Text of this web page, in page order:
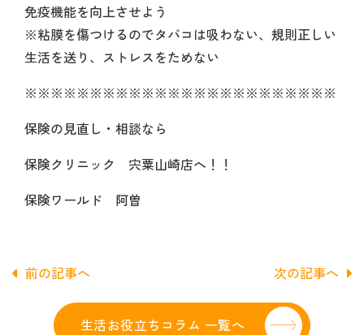
免疫機能を向上させよう
※粘膜を傷つけるのでタバコは吸わない、規則正しい
生活を送り、ストレスをためない
※※※※※※※※※※※※※※※※※※※※※※※※
保険の見直し・相談なら
保険クリニック 宍粟山崎店へ！！
保険ワールド 阿曽
前の記事へ 次の記事へ
生活お役立ちコラム 一覧へ